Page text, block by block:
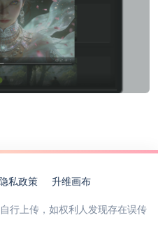
私政策 升维画布
行上传，如权利人发现存在误传